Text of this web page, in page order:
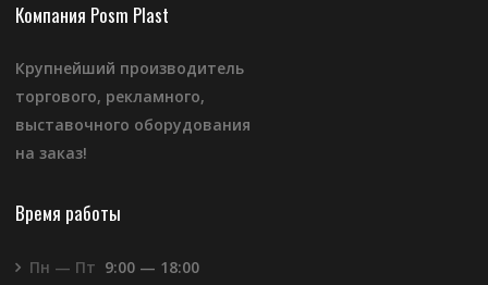
Компания Posm Plast
Крупнейший производитель
торгового, рекламного,
выставочного оборудования
на заказ!
Время работы
Пн — Пт 9:00 — 18:00